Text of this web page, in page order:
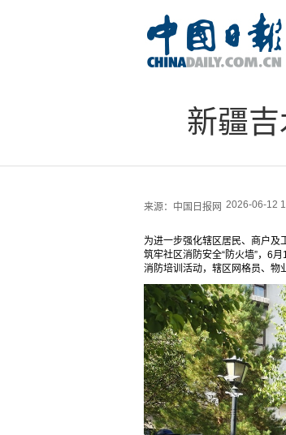
新疆
来源： 中国日报网 2026-06-12
为进一步强化辖区居民、商户及
筑牢社区消防安全“防火墙”，6
消防培训活动，辖区网格员、物